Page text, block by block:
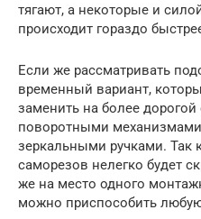
тягают, а некоторые и
происходит гораздо
Если же рассматривать
временный вариант,
заменить на более
поворотными
зеркальными ручками. Так
саморезов нелегко будет
же на место одного
можно приспособить